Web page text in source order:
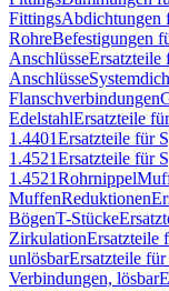
FittingsAbdichtungen
RohreBefestigungen
AnschlüsseErsatzteile
Anschlüsse
Flanschverbindungen
EdelstahlErsatzteile
1.4401Ersatzteile für
1.4521Ersatzteile für
1.4521Rohrnippel
MuffenReduktionen
BögenT-Stücke
ZirkulationErsatzteile
unlösbarErsatzteile
Verbindungen, lösbar